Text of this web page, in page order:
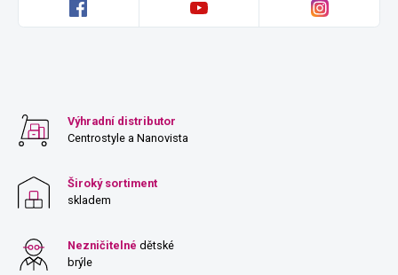
Výhradní distributor
Centrostyle a Nanovista
Široký sortiment
skladem
Nezničitelné dětské
brýle